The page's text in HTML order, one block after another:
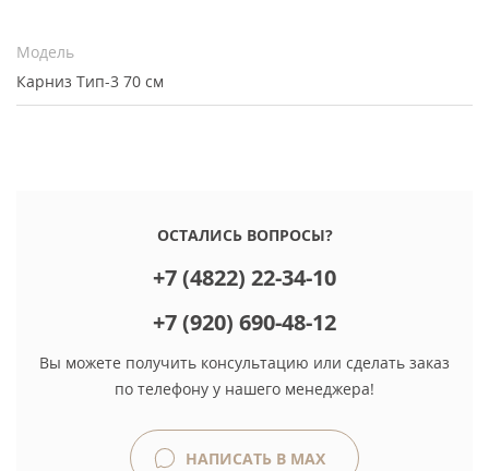
Модель
Карниз Тип-3 70 см
ОСТАЛИСЬ ВОПРОСЫ?
+7 (4822) 22-34-10
+7 (920) 690-48-12
Вы можете получить консультацию или сделать заказ
по телефону у нашего менеджера!
НАПИСАТЬ В MAX